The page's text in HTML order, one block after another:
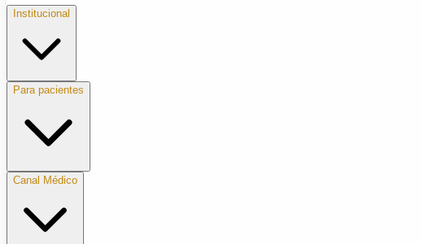
Institucional
Para pacientes
Canal Médico